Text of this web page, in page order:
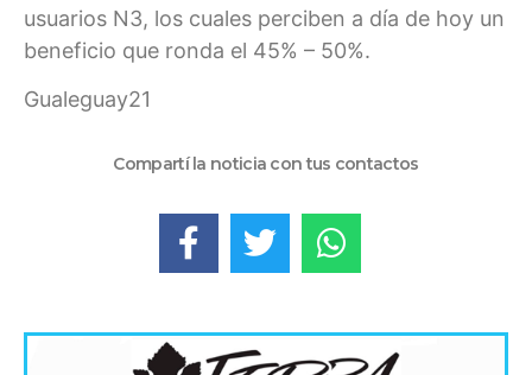
usuarios N3, los cuales perciben a día de hoy un
beneficio que ronda el 45% – 50%.
Gualeguay21
Compartí la noticia con tus contactos